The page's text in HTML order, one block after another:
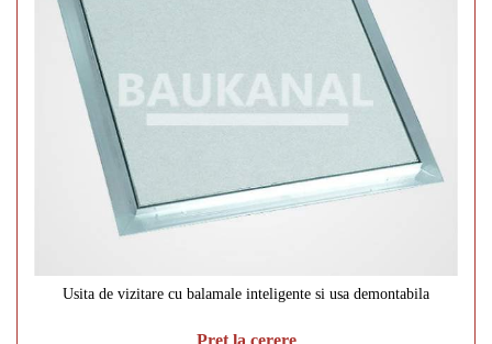
Usita de vizitare cu balamale inteligente si usa demontabila